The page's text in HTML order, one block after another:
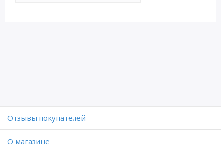
Отзывы покупателей
O магазине